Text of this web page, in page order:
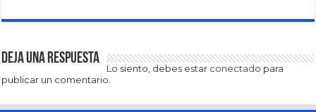
Deja una respuesta
Lo siento, debes estar conectado para
publicar un comentario.